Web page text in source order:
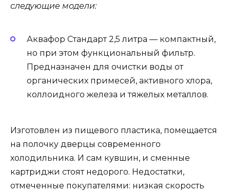
следующие модели:
Аквафор Стандарт 2,5 литра — компактный,
но при этом функциональный фильтр.
Предназначен для очистки воды от
органических примесей, активного хлора,
коллоидного железа и тяжелых металлов.
Изготовлен из пищевого пластика, помещается
на полочку дверцы современного
холодильника. И сам кувшин, и сменные
картриджи стоят недорого. Недостатки,
отмеченные покупателями: низкая скорость